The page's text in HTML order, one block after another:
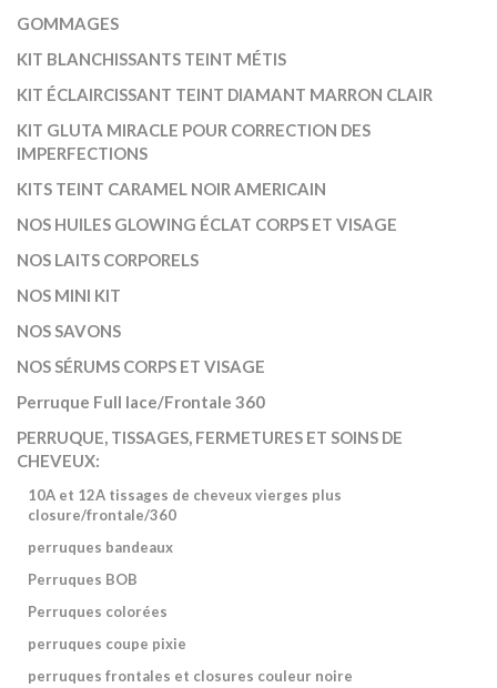
GOMMAGES
KIT BLANCHISSANTS TEINT MÉTIS
KIT ÉCLAIRCISSANT TEINT DIAMANT MARRON CLAIR
KIT GLUTA MIRACLE POUR CORRECTION DES
IMPERFECTIONS
KITS TEINT CARAMEL NOIR AMERICAIN
NOS HUILES GLOWING ÉCLAT CORPS ET VISAGE
NOS LAITS CORPORELS
NOS MINI KIT
NOS SAVONS
NOS SÉRUMS CORPS ET VISAGE
Perruque Full lace/Frontale 360
PERRUQUE, TISSAGES, FERMETURES ET SOINS DE
CHEVEUX:
10A et 12A tissages de cheveux vierges plus
closure/frontale/360
perruques bandeaux
Perruques BOB
Perruques colorées
perruques coupe pixie
perruques frontales et closures couleur noire